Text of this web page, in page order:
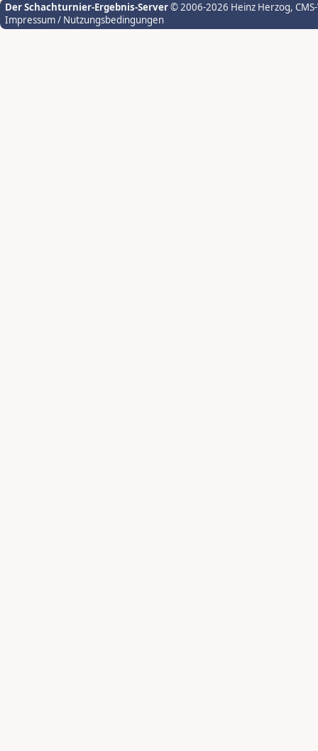
Der Schachturnier-Ergebnis-Server© 2006-2026 Heinz Herzog,
Impressum / Nutzungsbedingungen